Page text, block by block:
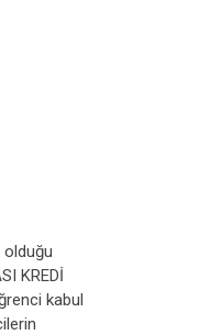
olduğu
KREDİ
kabul